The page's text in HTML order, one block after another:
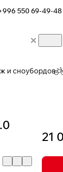
550 69-49-48
и сноубордов
21